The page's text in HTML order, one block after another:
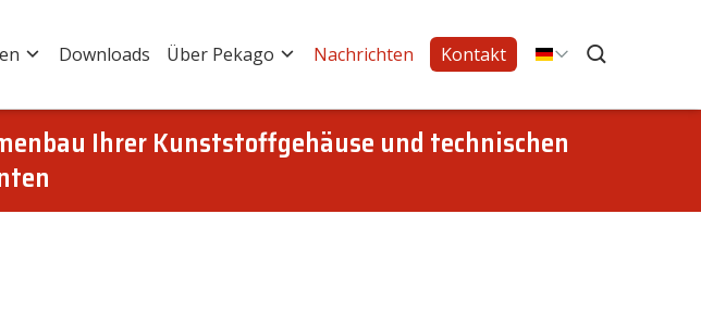
Downloads Über Pekago Nachrichten Kontakt
Ihrer Kunststoffgehäuse und technischen